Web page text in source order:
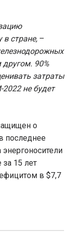
в стране, –
другом. 90%
затраты
не будет
о
последнее
15 лет
в $7,7